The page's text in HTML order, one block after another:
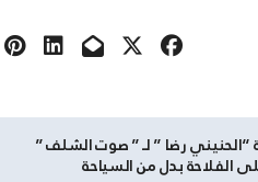
“الحنيني رضا ” لـ ” صوت الشلف ”
الفلاحة بدل من السياحة